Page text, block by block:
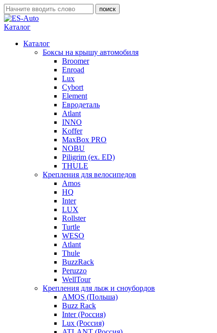
Каталог
Каталог
Боксы на крышу автомобиля
Broomer
Enroad
Lux
Cybort
Element
Евродеталь
Atlant
INNO
Koffer
MaxBox PRO
NOBU
Piligrim (ex. ED)
THULE
Крепления для велосипедов
Amos
HQ
Inter
LUX
Rollster
Turtle
WESO
Atlant
Thule
BuzzRack
Peruzzo
WellTour
Крепления для лыж и сноубордов
AMOS (Польша)
Buzz Rack
Inter (Россия)
Lux (Россия)